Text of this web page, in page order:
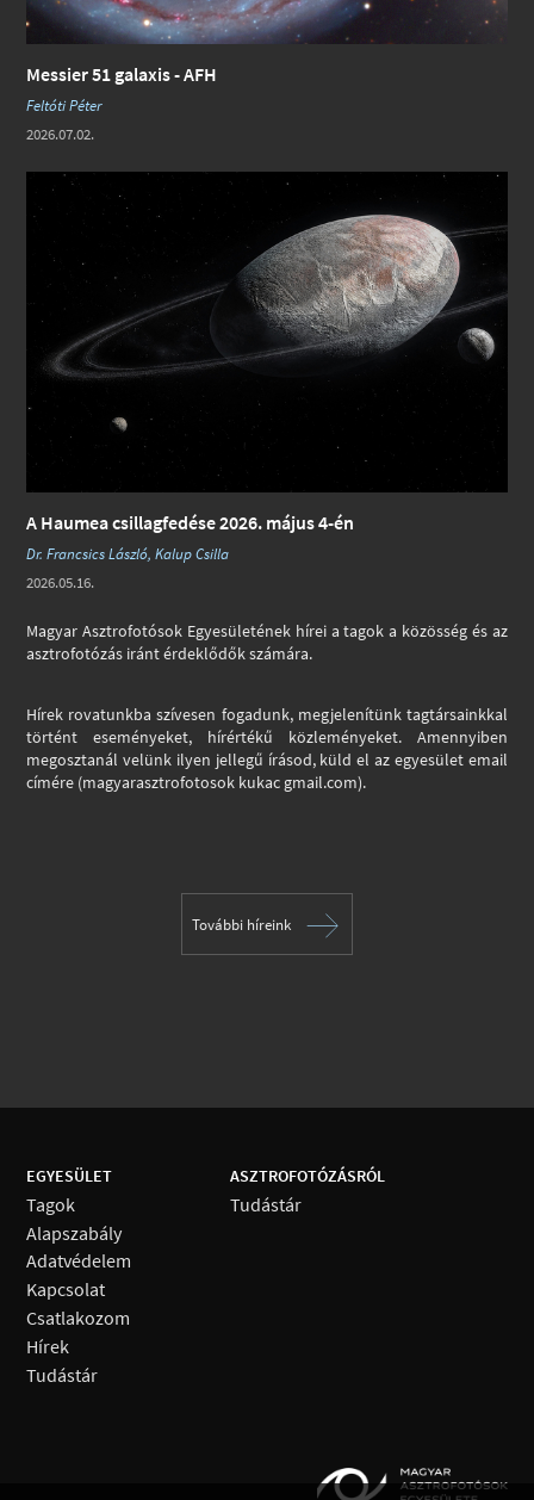
Messier 51 galaxis - AFH
Feltóti Péter
2026.07.02.
A Haumea csillagfedése 2026. május 4-én
Dr. Francsics László, Kalup Csilla
2026.05.16.
Magyar Asztrofotósok Egyesületének hírei a tagok a közösség és az
asztrofotózás iránt érdeklődők számára.
Hírek rovatunkba szívesen fogadunk, megjelenítünk tagtársainkkal
történt eseményeket, hírértékű közleményeket. Amennyiben
megosztanál velünk ilyen jellegű írásod, küld el az egyesület email
címére (magyarasztrofotosok kukac gmail.com).
További híreink
EGYESÜLET
Tagok
Alapszabály
Adatvédelem
Kapcsolat
Csatlakozom
Hírek
Tudástár
ASZTROFOTÓZÁSRÓL
Tudástár